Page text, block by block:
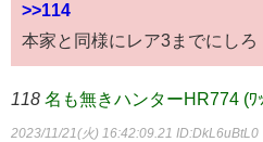
>>114
本家と同様にレア3までにしろ
118 名も無きハンターHR774 (ﾜ
2023/11/21(火) 16:42:09.21 ID:DkL6uBtL0